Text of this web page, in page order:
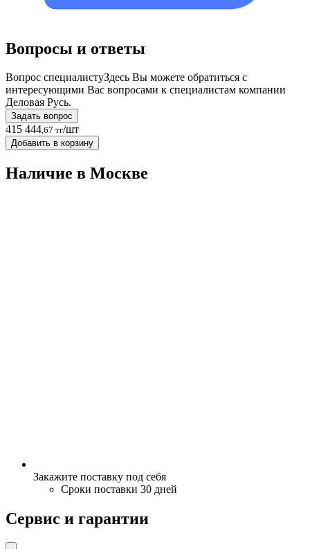
Вопросы и ответы
Вопрос специалистуЗдесь Вы можете обратиться с
интересующими Вас вопросами к специалистам компании
Деловая Русь.
Задать вопрос
415 444,67 тг/шт
Добавить в корзину
Наличие в Москвe
Закажите поставку под себя
Сроки поставки 30 дней
Сервис и гарантии